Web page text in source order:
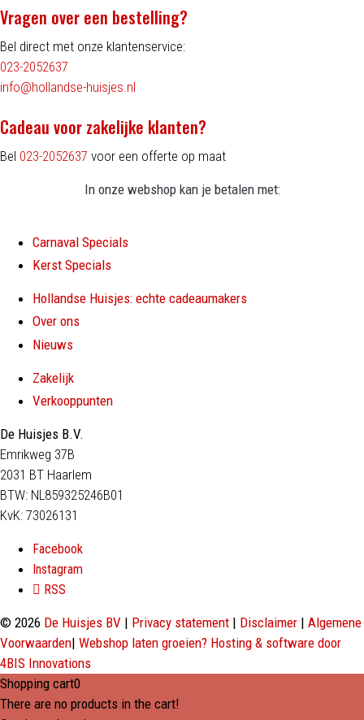
Vragen over een bestelling?
Bel direct met onze klantenservice:
023-2052637
info@hollandse-huisjes.nl
Cadeau voor zakelijke klanten?
Bel 023-2052637 voor een offerte op maat
In onze webshop kan je betalen met:
Carnaval Specials
Kerst Specials
Hollandse Huisjes: echte cadeaumakers
Over ons
Nieuws
Zakelijk
Verkooppunten
De Huisjes B.V.
Emrikweg 37B
2031 BT Haarlem
BTW: NL859325246B01
KvK: 73026131
Facebook
Instagram
RSS
© 2026 De Huisjes BV | Privacy statement | Disclaimer | Algemene
Voorwaarden| Webshop laten groeien? Hosting & software door
4BIS Innovations
Shopping cart0
There are no products in the cart!